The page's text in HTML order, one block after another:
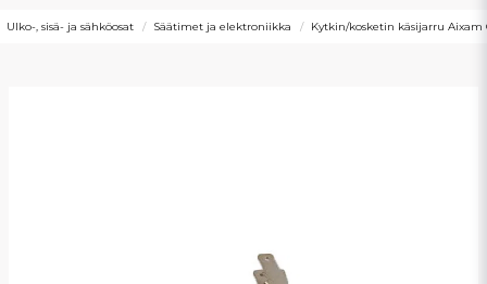
Ulko-, sisä- ja sähköosat Säätimet ja elektroniikka Kytkin/kosketin käsijarru Aixam